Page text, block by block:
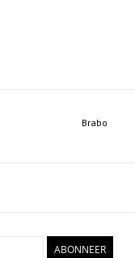
Brabo
ABONNEER